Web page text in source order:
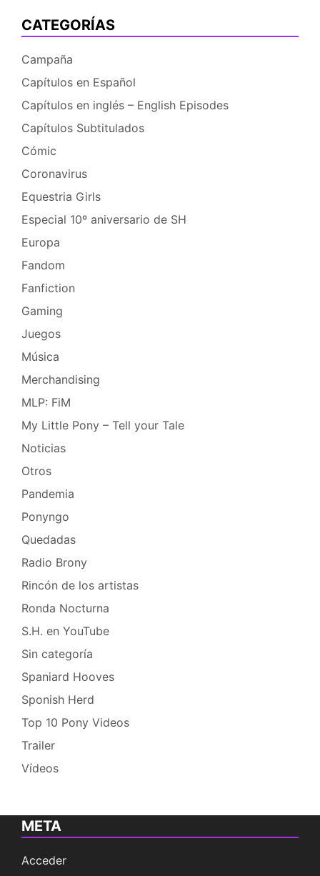
CATEGORÍAS
Campaña
Capítulos en Español
Capítulos en inglés – English Episodes
Capítulos Subtitulados
Cómic
Coronavirus
Equestria Girls
Especial 10º aniversario de SH
Europa
Fandom
Fanfiction
Gaming
Juegos
Música
Merchandising
MLP: FiM
My Little Pony – Tell your Tale
Noticias
Otros
Pandemia
Ponyngo
Quedadas
Radio Brony
Rincón de los artistas
Ronda Nocturna
S.H. en YouTube
Sin categoría
Spaniard Hooves
Sponish Herd
Top 10 Pony Videos
Trailer
Vídeos
META
Acceder